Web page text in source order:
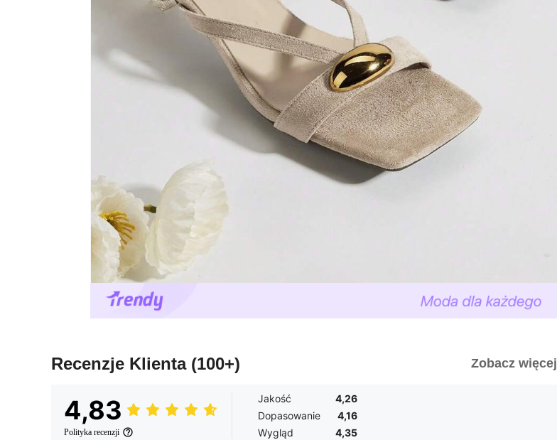
Recenzje Klienta (100+) Zobacz więcej
4,83
Polityka recenzji
Jakość
4,26
Dopasowanie
4,16
Wygląd
4,35